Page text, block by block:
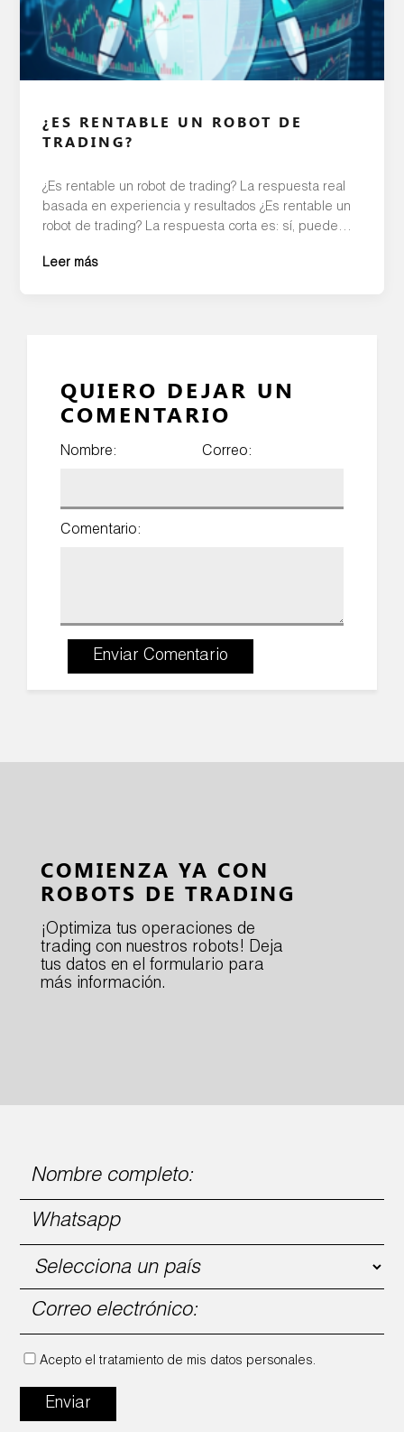
¿ES RENTABLE UN ROBOT DE
TRADING?
¿Es rentable un robot de trading? La respuesta real
basada en experiencia y resultados ¿Es rentable un
robot de trading? La respuesta corta es: sí, puede
imaginan. La rentabilidad depende de múltiples
Leer más
QUIERO DEJAR UN
COMENTARIO
Nombre: Correo:
Comentario:
Enviar Comentario
COMIENZA YA CON
ROBOTS DE TRADING
¡Optimiza tus operaciones de
trading con nuestros robots! Deja
tus datos en el formulario para
más información.
Acepto el tratamiento de mis datos personales.
Enviar